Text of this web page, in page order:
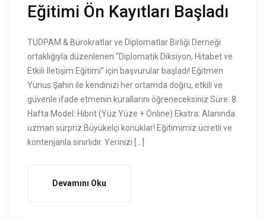
Eğitimi Ön Kayıtları Başladı
TUDPAM & Bürokratlar ve Diplomatlar Birliği Derneği
ortaklığıyla düzenlenen “Diplomatik Diksiyon, Hitabet ve
Etkili İletişim Eğitimi” için başvurular başladı! Eğitmen
Yunus Şahin ile kendinizi her ortamda doğru, etkili ve
güvenle ifade etmenin kurallarını öğreneceksiniz Süre: 8
Hafta Model: Hibrit (Yüz Yüze + Online) Ekstra: Alanında
uzman sürpriz Büyükelçi konuklar! Eğitimimiz ücretli ve
kontenjanla sınırlıdır. Yerinizi […]
Devamını Oku